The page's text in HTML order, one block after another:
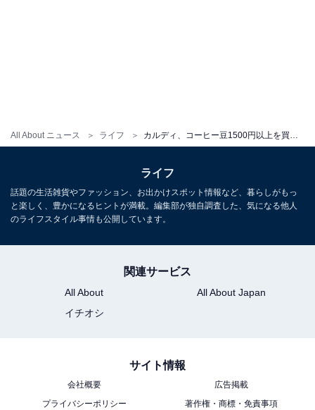
All About ニュース ライフ
数量限定のため、なくなり次第終了となります。気にな
【おすすめ記事】
どうして注目しない!? カルディでコスパがいいのはバッ
ライフ
話題の生活雑貨やファッション、お出かけスポット情報など、暮らしがもっ
と楽しく、豊かになるヒントが満載。編集部が独自調査した、気になる他人
のライフスタイル事情も公開しています。
関連サービス
All About
All About Japan
イチオシ
サイト情報
会社概要
広告掲載
プライバシーポリシー
著作権・商標・免責事項